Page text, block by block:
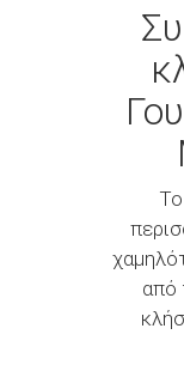
από